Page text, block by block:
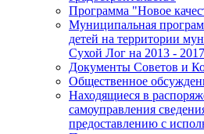
Программа "Новое
Муниципальная
детей на территории
Сухой Лог на 2013 -
Документы Советов и
Общественное
Находящиеся в
самоуправления
предоставлению с